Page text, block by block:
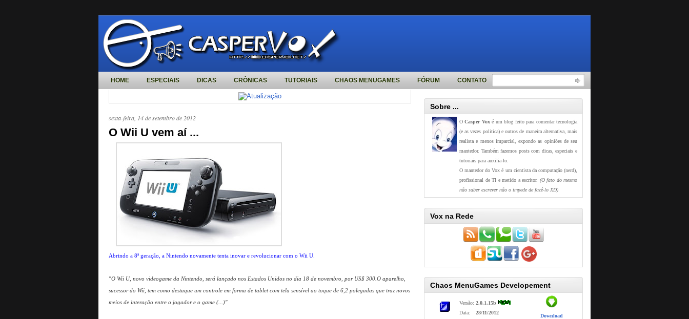
HOME ESPECIAIS DICAS CRÔNICAS TUTORIAIS CHAOS MENUGAMES FÓRUM CONTATO
sexta-feira, 14 de setembro de 2012
O Wii U vem aí ...
Abrindo a 8ª geração, a Nintendo novamente tenta inovar e revolucionar com o Wii U.
"O Wii U, novo videogame da Nintendo, será lançado nos Estados Unidos no dia 18 de novembro, por US$ 300.O aparelho,
sucessor do Wii, tem como destaque um controle em forma de tablet com tela sensível ao toque de 6,2 polegadas que traz novos
meios de interação entre o jogador e o game (...)"
Sobre ...
OCasper Voxé um blog feito para comentar tecnologia
(e as vezes politica) e outros de maneira alternativa, mais
realista e menos imparcial, expondo as opiniões de seu
mantedor. Também fazemos posts com dicas, especiais e
tutoriais para auxilia-lo.
O mantedor do Vox é um cientista da computação (nerd),
profissional de TI e metido a escritor. (O fato do mesmo
não saber escrever não o impede de fazê-lo XD)
Vox na Rede
Chaos MenuGames Developement
Versão: 2.0.1.15b
Data:
28/11/2012
Download